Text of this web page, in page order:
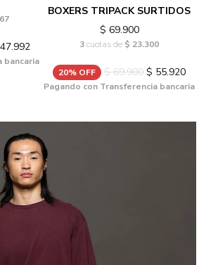
bancaria
BOXERS TRIPACK SURTIDOS
$ 69.900
3cuotas de $ 23.300
20% OFF $ 69.900 $ 55.920
Pagando con Transferencia bancaria